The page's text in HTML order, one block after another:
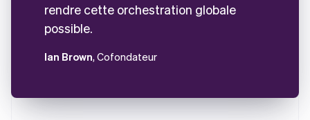
rendre cette orchestration globale
possible.
Ian Brown, Cofondateur